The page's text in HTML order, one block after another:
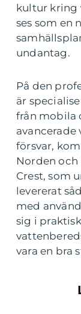
kultur kring
ses som en
undantag.
På den
är
från mobila
avancerade
försvar,
Norden
Crest, som
levererat
med
sig i
vara en bra